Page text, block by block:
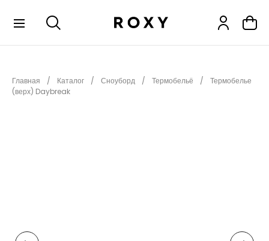
НОВИНКИ
Главная Каталог Сноуборд Термобельё
Термобелье
(верх) Daybreak